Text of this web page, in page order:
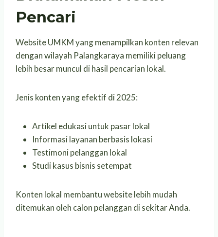
Pencari
Website UMKM yang menampilkan konten relevan
dengan wilayah Palangkaraya memiliki peluang
lebih besar muncul di hasil pencarian lokal.
Jenis konten yang efektif di 2025:
Artikel edukasi untuk pasar lokal
Informasi layanan berbasis lokasi
Testimoni pelanggan lokal
Studi kasus bisnis setempat
Konten lokal membantu website lebih mudah
ditemukan oleh calon pelanggan di sekitar Anda.